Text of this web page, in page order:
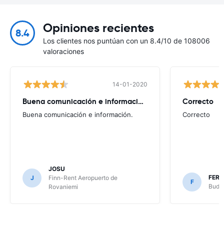
8.4 Opiniones recientes
Los clientes nos puntúan con un 8.4/10 de 108006
valoraciones
14-01-2020
Buena comunicación e información.
Buena comunicación e información.
J
JOSU
Finn-Rent Aeropuerto de
Rovaniemi
Correcto
Correcto
F